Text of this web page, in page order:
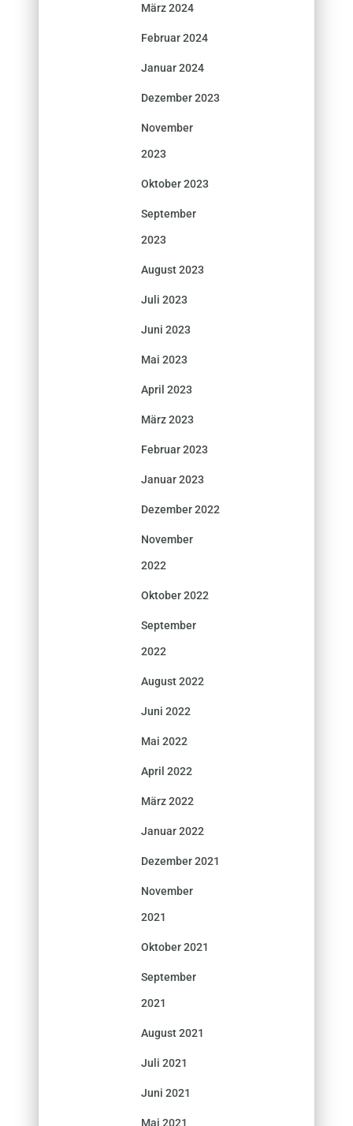
März 2024
Februar 2024
Januar 2024
Dezember 2023
November
2023
Oktober 2023
September
2023
August 2023
Juli 2023
Juni 2023
Mai 2023
April 2023
März 2023
Februar 2023
Januar 2023
Dezember 2022
November
2022
Oktober 2022
September
2022
August 2022
Juni 2022
Mai 2022
April 2022
März 2022
Januar 2022
Dezember 2021
November
2021
Oktober 2021
September
2021
August 2021
Juli 2021
Juni 2021
Mai 2021